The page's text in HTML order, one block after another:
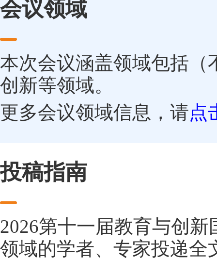
会议领域
本次会议涵盖领域包括（
创新等领域。
更多会议领域信息，请点
投稿指南
2026第十一届教育与创
领域的学者、专家投递全